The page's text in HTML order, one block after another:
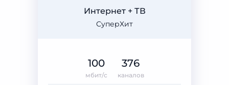
СуперХит
Интернет + ТВ
100
мбит/с
376
каналов